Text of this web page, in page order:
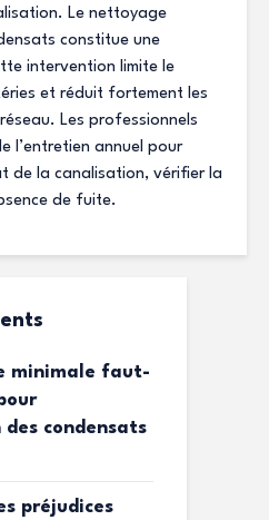
Le nettoyage
constitue une
intervention limite le
et réduit fortement les
Les professionnels
l’entretien annuel pour
de la canalisation, vérifier la
de fuite.
minimale faut-
des condensats
préjudices